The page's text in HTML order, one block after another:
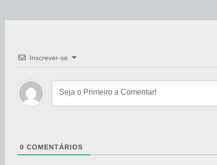
Inscrever-se
0 COMENTÁRIOS